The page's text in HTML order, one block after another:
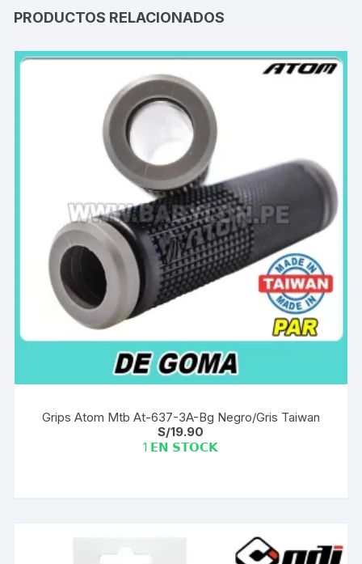
PRODUCTOS RELACIONADOS
Grips Atom Mtb At-637-3A-Bg Negro/Gris Taiwan
S/19.90
1 𝗘𝗡 𝗦𝗧𝗢𝗖𝗞